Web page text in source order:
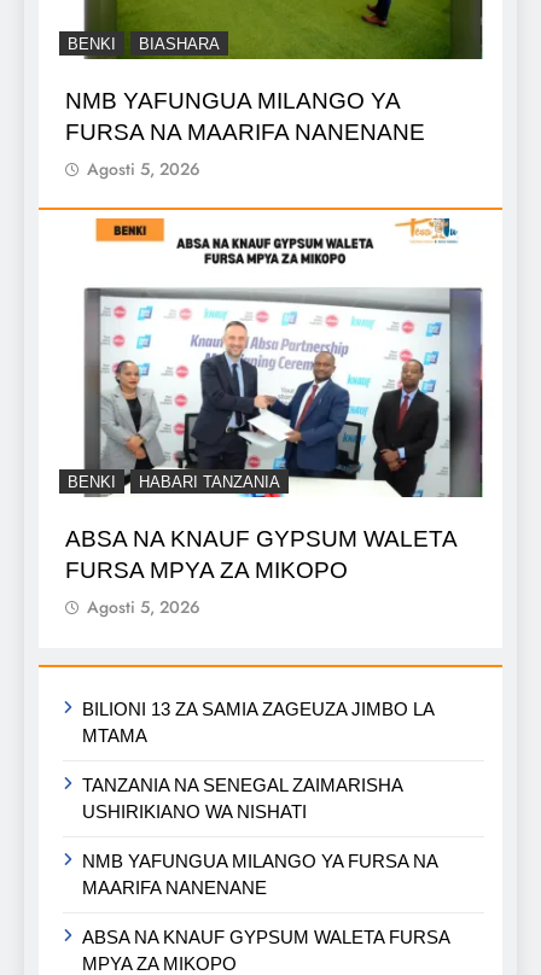
BENKI BIASHARA
NMB YAFUNGUA MILANGO YA
FURSA NA MAARIFA NANENANE
Agosti 5, 2026
BENKI HABARI TANZANIA
ABSA NA KNAUF GYPSUM WALETA
FURSA MPYA ZA MIKOPO
Agosti 5, 2026
BILIONI 13 ZA SAMIA ZAGEUZA JIMBO LA
MTAMA
TANZANIA NA SENEGAL ZAIMARISHA
USHIRIKIANO WA NISHATI
NMB YAFUNGUA MILANGO YA FURSA NA
MAARIFA NANENANE
ABSA NA KNAUF GYPSUM WALETA FURSA
MPYA ZA MIKOPO